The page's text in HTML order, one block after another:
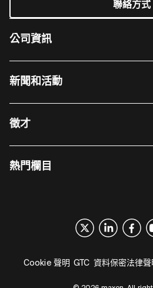
聯絡方式
公司資訊
新聞和活動
徵才
熱門欄目
Cookie 聲明 GTC 資料保密法律聲